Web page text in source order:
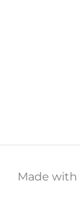
Made with